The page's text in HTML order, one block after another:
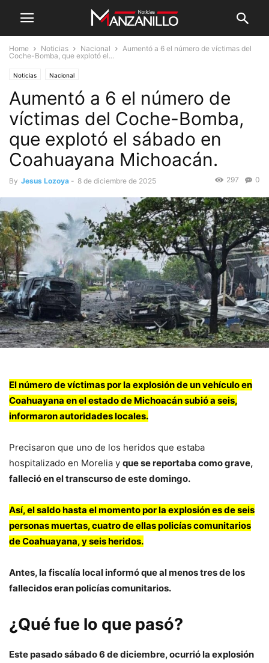
Home Noticias Nacional
Aumentó a 6 el número de víctimas del
Coche-Bomba, que explotó el...
Noticias Nacional
Aumentó a 6 el número de
víctimas del Coche-Bomba,
que explotó el sábado en
Coahuayana Michoacán.
By Jesus Lozoya - 8 de diciembre de 2025 0
297
El número de víctimas por la explosión de un vehículo en
Coahuayana en el estado de Michoacán subió a seis,
informaron autoridades locales.
Precisaron que uno de los heridos que estaba
hospitalizado en Morelia y que se reportaba como grave,
falleció en el transcurso de este domingo.
Así, el saldo hasta el momento por la explosión es de seis
personas muertas, cuatro de ellas policías comunitarios
de Coahuayana, y seis heridos.
Antes, la fiscalía local informó que al menos tres de los
fallecidos eran policías comunitarios.
¿Qué fue lo que pasó?
Este pasado sábado 6 de diciembre, ocurrió la explosión